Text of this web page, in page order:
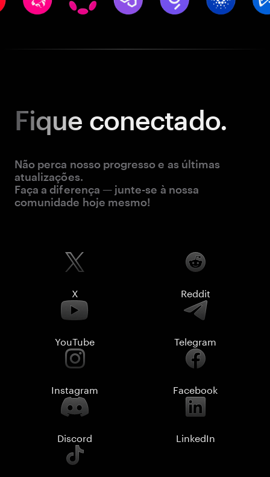
Fique conectado.
Não perca nosso progresso e as últimas
atualizações.
Faça a diferença — junte-se à nossa
comunidade hoje mesmo!
X Reddit
YouTube Telegram
Instagram Facebook
Discord LinkedIn